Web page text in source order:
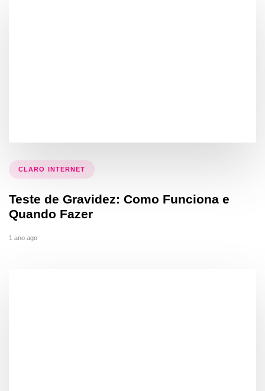
CLARO INTERNET
Teste de Gravidez: Como Funciona e
Quando Fazer
1 ano ago